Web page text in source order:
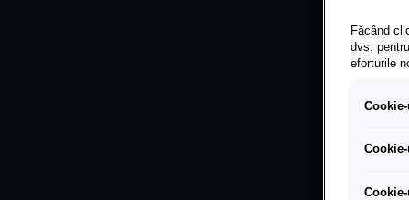
Făcând
dvs.
eforturile